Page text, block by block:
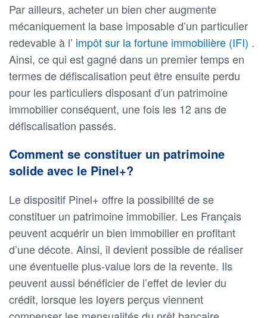
Par ailleurs, acheter un bien cher augmente
mécaniquement la base imposable d’un particulier
redevable à l’ impôt sur la fortune immobilière (IFI) .
Ainsi, ce qui est gagné dans un premier temps en
termes de défiscalisation peut être ensuite perdu
pour les particuliers disposant d’un patrimoine
immobilier conséquent, une fois les 12 ans de
défiscalisation passés.
Comment se constituer un patrimoine
solide avec le Pinel+?
Le dispositif Pinel+ offre la possibilité de se
constituer un patrimoine immobilier. Les Français
peuvent acquérir un bien immobilier en profitant
d’une décote. Ainsi, il devient possible de réaliser
une éventuelle plus-value lors de la revente. Ils
peuvent aussi bénéficier de l’effet de levier du
crédit, lorsque les loyers perçus viennent